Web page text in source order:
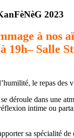
2023
à nos
19h– Salle
le repas des
déroule dans une
intime ou
sa spécialité